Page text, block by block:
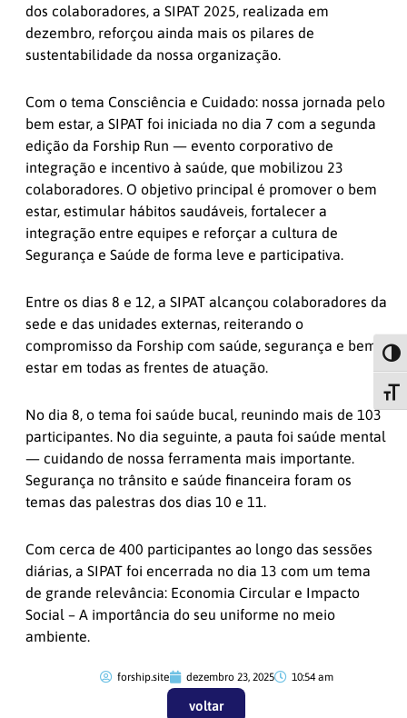
dos colaboradores, a SIPAT 2025, realizada em
dezembro, reforçou ainda mais os pilares de
sustentabilidade da nossa organização.
Com o tema Consciência e Cuidado: nossa jornada pelo
bem estar, a SIPAT foi iniciada no dia 7 com a segunda
edição da Forship Run — evento corporativo de
integração e incentivo à saúde, que mobilizou 23
colaboradores. O objetivo principal é promover o bem
estar, estimular hábitos saudáveis, fortalecer a
integração entre equipes e reforçar a cultura de
Segurança e Saúde de forma leve e participativa.
Entre os dias 8 e 12, a SIPAT alcançou colaboradores da
sede e das unidades externas, reiterando o
compromisso da Forship com saúde, segurança e bem
estar em todas as frentes de atuação.
No dia 8, o tema foi saúde bucal, reunindo mais de 103
participantes. No dia seguinte, a pauta foi saúde mental
— cuidando de nossa ferramenta mais importante.
Segurança no trânsito e saúde financeira foram os
temas das palestras dos dias 10 e 11.
Com cerca de 400 participantes ao longo das sessões
diárias, a SIPAT foi encerrada no dia 13 com um tema
de grande relevância: Economia Circular e Impacto
Social – A importância do seu uniforme no meio
ambiente.
forship.site dezembro 23, 2025 10:54 am
voltar